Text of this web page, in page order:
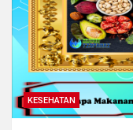
KESEHATAN